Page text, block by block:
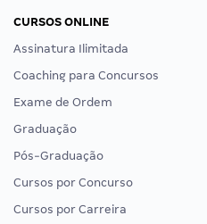
CURSOS ONLINE
Assinatura Ilimitada
Coaching para Concursos
Exame de Ordem
Graduação
Pós-Graduação
Cursos por Concurso
Cursos por Carreira